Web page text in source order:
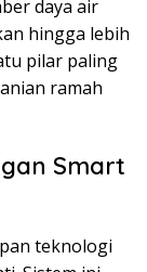
daya air
hingga lebih
pilar paling
ramah
Smart
teknologi